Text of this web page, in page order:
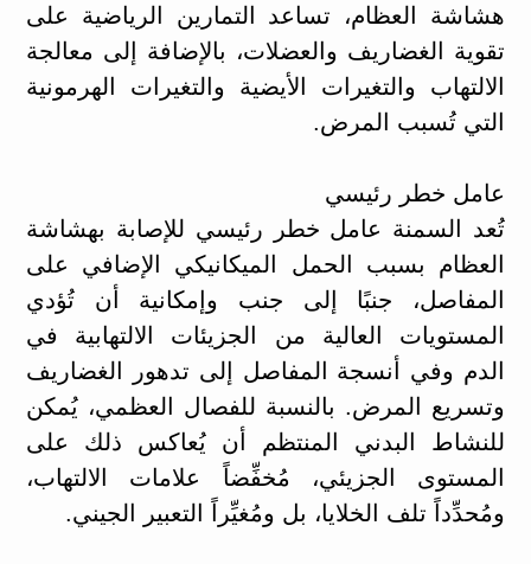
هشاشة العظام، تساعد التمارين الرياضية على
تقوية الغضاريف والعضلات، بالإضافة إلى معالجة
الالتهاب والتغيرات الأيضية والتغيرات الهرمونية
التي تُسبب المرض.
عامل خطر رئيسي
تُعد السمنة عامل خطر رئيسي للإصابة بهشاشة
العظام بسبب الحمل الميكانيكي الإضافي على
المفاصل، جنبًا إلى جنب وإمكانية أن تُؤدي
المستويات العالية من الجزيئات الالتهابية في
الدم وفي أنسجة المفاصل إلى تدهور الغضاريف
وتسريع المرض. بالنسبة للفصال العظمي، يُمكن
للنشاط البدني المنتظم أن يُعاكس ذلك على
المستوى الجزيئي، مُخفِّضاً علامات الالتهاب،
ومُحدِّداً تلف الخلايا، بل ومُغيِّراً التعبير الجيني.